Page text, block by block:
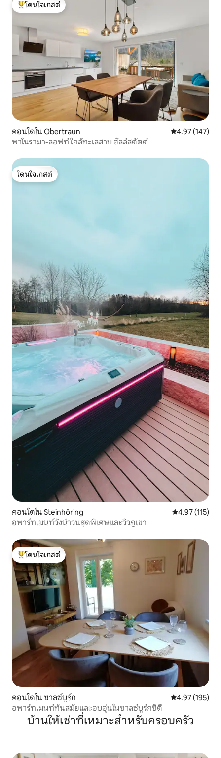
โดนใจเกสต์ที่สุด
โดนใจเกสต์
คอนโดใน Obertraun คะแนนเฉลี่ย
4.97 (147)
พาโนรามา-ลอฟท์ ใกล้ทะเลสาบ ฮัลล์สตัตต์
โดนใจเกสต์
โดนใจเกสต์
คอนโดใน Steinhöring คะแนนเฉลี่ย
4.97 (115)
อพาร์ทเมนท์วังน้ำวนสุดพิเศษและวิวภูเขา
โดนใจเกสต์ที่สุด
โดนใจเกสต์
คอนโดใน ซาลซ์บูร์ก คะแนนเฉลี่ย
4.97 (195)
อพาร์ทเมนท์ทันสมัยและอบอุ่นในซาลซ์บูร์กซิตี้
บ้านให้เช่าที่เหมาะสำหรับครอบครัว